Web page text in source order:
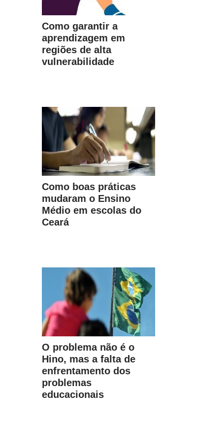
Como garantir a
aprendizagem em
regiões de alta
vulnerabilidade
Como boas práticas
mudaram o Ensino
Médio em escolas do
Ceará
O problema não é o
Hino, mas a falta de
enfrentamento dos
problemas
educacionais